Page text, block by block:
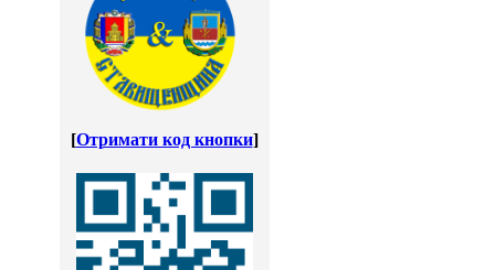
[Отримати код кнопки]